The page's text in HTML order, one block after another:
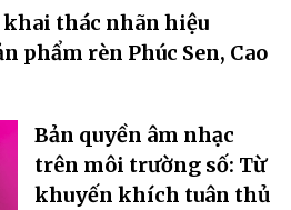
khai thác nhãn hiệu
phẩm rèn Phúc Sen, Cao
Bản quyền âm nhạc
trên môi trường số: Từ
khuyến khích tuân thủ